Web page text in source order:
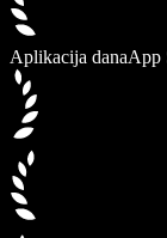
Aplikacija danaApp